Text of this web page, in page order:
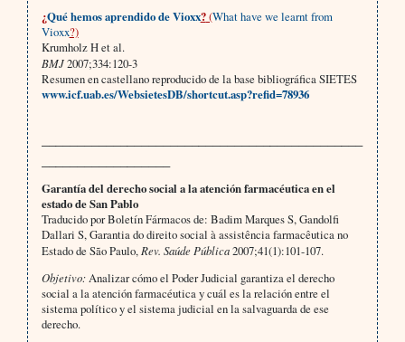
¿Qué hemos aprendido de Vioxx?(What have we learnt from
Vioxx?)
Krumholz H et al.
BMJ2007;334:120-3
Resumen en castellano reproducido de la base bibliográfica SIETES
www.icf.uab.es/WebsietesDB/shortcut.asp?refid=78936
Garantía del derecho social a la atención farmacéutica en el
estado de San Pablo
Traducido por Boletín Fármacos de: Badim Marques S, Gandolfi
Dallari S, Garantia do direito social à assistência farmacêutica no
Estado de São Paulo, Rev. Saúde Pública2007;41(1):101-107.
Objetivo:Analizar cómo el Poder Judicial garantiza el derecho
social a la atención farmacéutica y cuál es la relación entre el
sistema político y el sistema judicial en la salvaguarda de ese
derecho.